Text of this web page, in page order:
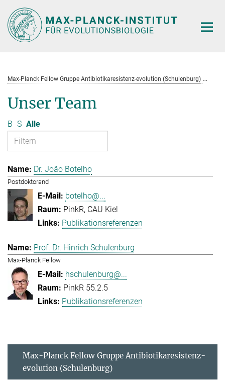
Hauptinhalt
Max-Planck Fellow Gruppe Antibiotikaresistenz-evolution (Schulenburg)
Unser Team
B S Alle
Dr. João Botelho
Postdoktorand
botelho@...
PinkR, CAU Kiel
Publikationsreferenzen
Prof. Dr. Hinrich Schulenburg
Max-Planck Fellow
hschulenburg@...
PinkR 55.2.5
Publikationsreferenzen
Max-Planck Fellow Gruppe Antibiotikaresistenz-
evolution (Schulenburg)